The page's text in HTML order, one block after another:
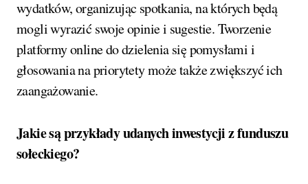
wydatków, organizując spotkania, na których będą
mogli wyrazić swoje opinie i sugestie. Tworzenie
platformy online do dzielenia się pomysłami i
głosowania na priorytety może także zwiększyć ich
zaangażowanie.
Jakie są przykłady udanych inwestycji z funduszu
sołeckiego?